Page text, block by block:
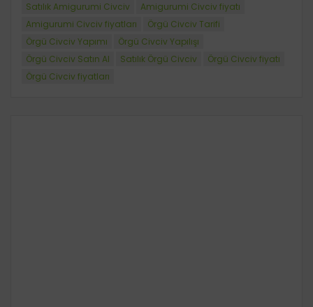
Satılık Amigurumi Civciv
Amigurumi Civciv fiyatı
Amigurumi Civciv fiyatları
Örgü Civciv Tarifi
Örgü Civciv Yapımı
Örgü Civciv Yapılışı
Örgü Civciv Satın Al
Satılık Örgü Civciv
Örgü Civciv fiyatı
Örgü Civciv fiyatları